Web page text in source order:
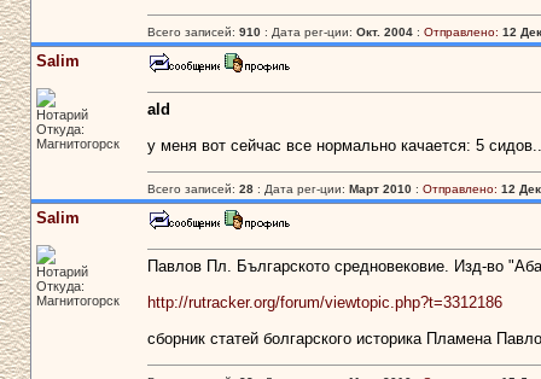
Всего записей: 910: Дата рег-ции: Окт. 2004: Отправлено: 12
Salim
Нотарий
Откуда:
Магнитогорск
ald
у меня вот сейчас все нормально качается: 5 сидов..
Всего записей: 28: Дата рег-ции: Март 2010: Отправлено: 12
Salim
Нотарий
Откуда:
Магнитогорск
Павлов Пл. Българското средновековие. Изд-во
http://rutracker.org/forum/viewtopic.php?t=3312186
сборник статей болгарского историка Пламена